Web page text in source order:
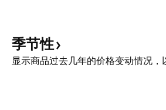
季节性
显示商品过去几年的价格变动情况，